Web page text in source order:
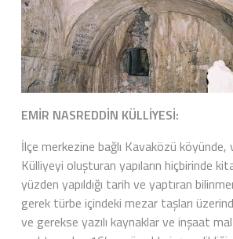
EMİR NASREDDİN KÜLLİYESİ:
İlçe merkezine bağlı Kavaközü köyünde,
Külliyeyi oluşturan yapıların hiçbirinde
yüzden yapıldığı tarih ve yaptıran
gerek türbe içindeki mezar taşları
ve gerekse yazılı kaynaklar ve inşaat